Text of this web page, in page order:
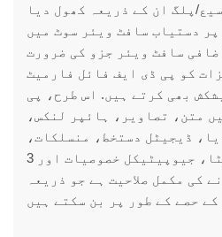
پلگ ان کے ذریعہ کھول دیا
دستیاب سافٹ ویئر سوٹ میں
سافٹ ویئر جزو کی ضرورت
کو پی ڈی ایف فائل فارمیٹ
بھی کرتے ہیں. اس طرح، پی
متن، تصاویر، ہائپر لنکس،
ڈیجیٹل دستخط، منسلکات،
میٹا ڈیٹا، جیوپیٹیکل خصوصیات اور 3D اشیاء جیسے
کی مکمل صلاحیت ہے جو ذریعہ